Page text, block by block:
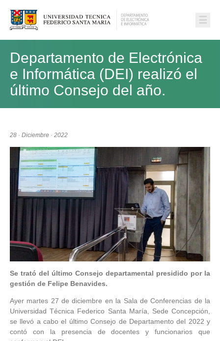
☰
Departamento de Electrónica
e Informática (DEI) realizó el
último Consejo del año.
28 · Diciembre · 2022
Se trató del último Consejo departamental presidido por la
gestión de Felipe Benavides.
Ayer martes 27 de diciembre en la Sala de Conferencias de la
Universidad Técnica Federico Santa María, Sede Concepción,
se llevó a cabo el último Consejo de Departamento del 2022 y
contó con la presencia de docentes y funcionarios que